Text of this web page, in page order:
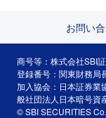
お問い
商号等：株式会社SBI
登録番号：関東財務局
加入協会：日本証券業
般社団法人日本暗号資
© SBI SECURITIES